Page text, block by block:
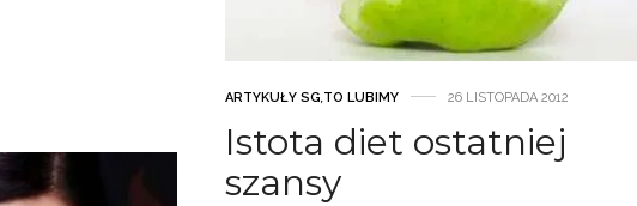
ARTYKUŁY SG,TO LUBIMY 26 LISTOPADA 2012
Istota diet ostatniej
szansy